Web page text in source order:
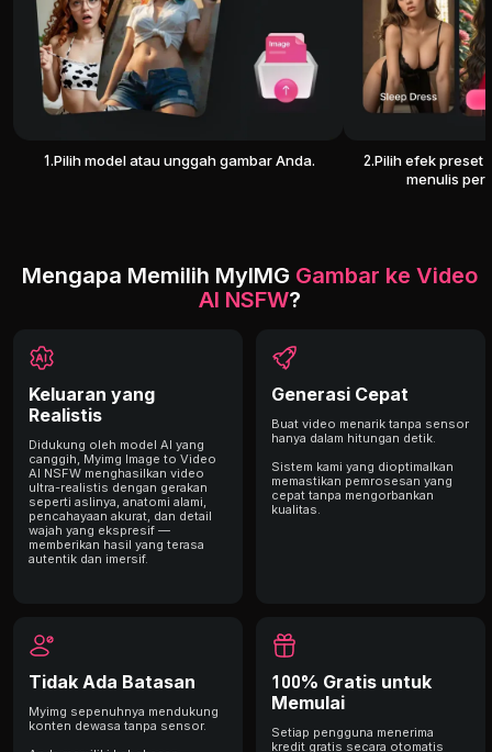
1.Pilih model atau unggah gambar Anda.
2.Pilih efek preset
menulis
Mengapa Memilih MyIMG Gambar ke Video
AI NSFW?
Keluaran yang
Realistis
Didukung oleh model AI yang
canggih, Myimg Image to Video
AI NSFW menghasilkan video
ultra-realistis dengan gerakan
seperti aslinya, anatomi alami,
pencahayaan akurat, dan detail
wajah yang ekspresif —
memberikan hasil yang terasa
autentik dan imersif.
Generasi Cepat
Buat video menarik tanpa sensor
hanya dalam hitungan detik.
Sistem kami yang dioptimalkan
memastikan pemrosesan yang
cepat tanpa mengorbankan
kualitas.
Tidak Ada Batasan
Myimg sepenuhnya mendukung
konten dewasa tanpa sensor.
100% Gratis untuk
Memulai
Setiap pengguna menerima
kredit gratis secara otomatis